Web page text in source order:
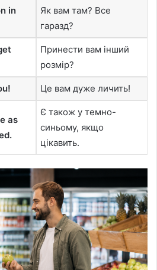
in
Як вам там? Все
гаразд?
Принести вам інший
розмір?
Це вам дуже личить!
as
Є також у темно-
синьому, якщо
цікавить.